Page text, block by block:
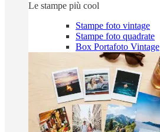
Le stampe più cool
Stampe foto vintage
Stampe foto quadrate
Box Portafoto Vintage